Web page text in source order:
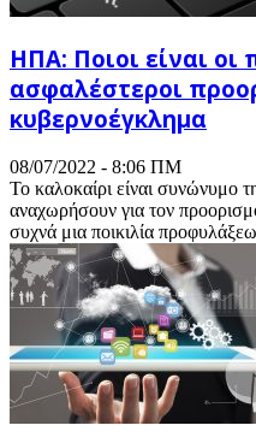
ΗΠΑ: Ποιοι είναι οι
ασφαλέστεροι
κυβερνοέγκλημα
08/07/2022 - 8:06 ΠΜ
Το καλοκαίρι είναι συνώνυμο
αναχωρήσουν για τον
συχνά μια ποικιλία